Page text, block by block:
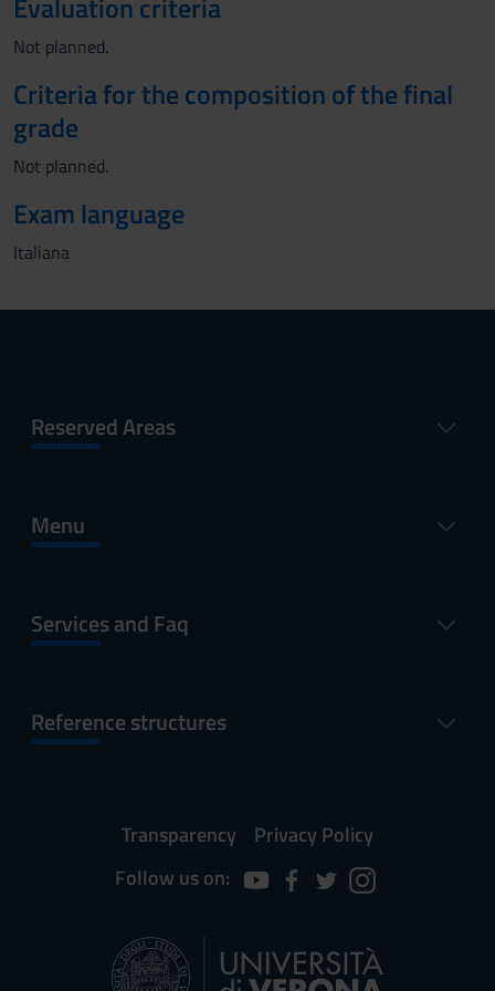
Not planned.
Criteria for the composition of the final
grade
Not planned.
Exam language
Italiana
Reserved Areas
Menu
Services and Faq
Reference structures
Transparency
Privacy Policy
Follow us on: